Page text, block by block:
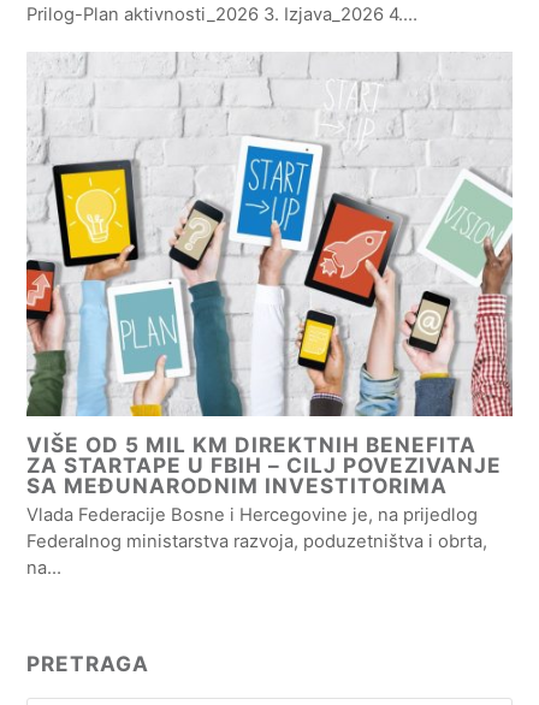
Prilog-Plan aktivnosti_2026 3. Izjava_2026 4.…
VIŠE OD 5 MIL KM DIREKTNIH BENEFITA
ZA STARTAPE U FBIH – CILJ POVEZIVANJE
SA MEĐUNARODNIM INVESTITORIMA
Vlada Federacije Bosne i Hercegovine je, na prijedlog
Federalnog ministarstva razvoja, poduzetništva i obrta,
na…
PRETRAGA